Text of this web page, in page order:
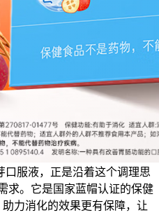
服液，正是沿着这个调理思
求。它是国家蓝帽认证的保健
力消化的效果更有保障，让